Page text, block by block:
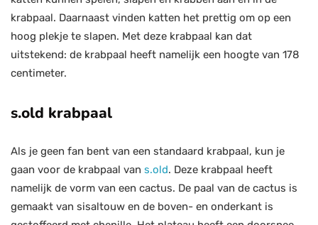
krabpaal. Daarnaast vinden katten het prettig om op een
hoog plekje te slapen. Met deze krabpaal kan dat
uitstekend: de krabpaal heeft namelijk een hoogte van 178
centimeter.
s.old krabpaal
Als je geen fan bent van een standaard krabpaal, kun je
gaan voor de krabpaal van s.old. Deze krabpaal heeft
namelijk de vorm van een cactus. De paal van de cactus is
gemaakt van sisaltouw en de boven- en onderkant is